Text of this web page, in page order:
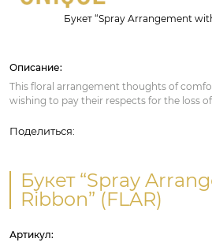
Букет “Spray Arrangement
Описание:
This floral arrangement thoughts of
wishing to pay their respects for the loss
Поделиться:
Букет “Spray
Ribbon” (FLAR)
Артикул: